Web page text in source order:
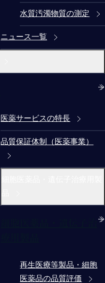
水質汚濁物質の測定
ニュース一覧
医薬サービスの特長
品質保証体制（医薬事業）
再生医療等製品・細胞
医薬品の品質評価